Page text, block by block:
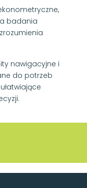
badania
nawigacyjne i
do potrzeb